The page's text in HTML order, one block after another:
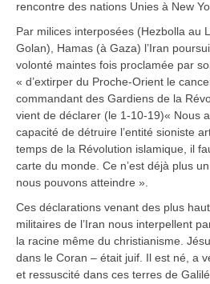
rencontre des nations Unies à New
Par milices interposées (Hezbolla au
Golan), Hamas (à Gaza) l’Iran
volonté maintes fois proclamée par
« d’extirper du Proche-Orient le
commandant des Gardiens de la
vient de déclarer (le 1-10-19)« Nous
capacité de détruire l’entité sioniste
temps de la Révolution islamique, il
carte du monde. Ce n’est déjà plus
nous pouvons atteindre ».
Ces déclarations venant des plus
militaires de l’Iran nous interpellent
la racine même du christianisme.
dans le Coran – était juif. Il est né, a
et ressuscité dans ces terres de